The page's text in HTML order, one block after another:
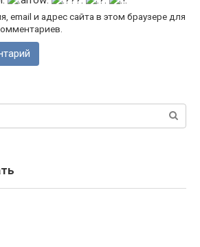
email и адрес сайта в этом браузере для